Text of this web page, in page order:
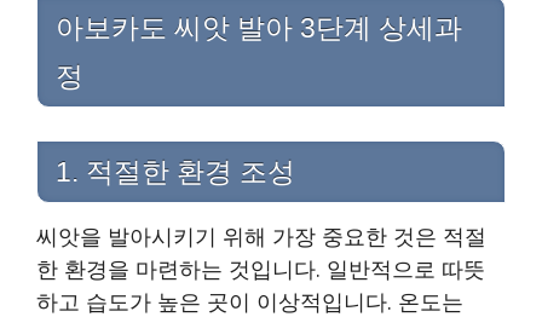
아보카도 씨앗 발아 3단계 상세과
정
1. 적절한 환경 조성
씨앗을 발아시키기 위해 가장 중요한 것은 적절
한 환경을 마련하는 것입니다. 일반적으로 따뜻
하고 습도가 높은 곳이 이상적입니다. 온도는